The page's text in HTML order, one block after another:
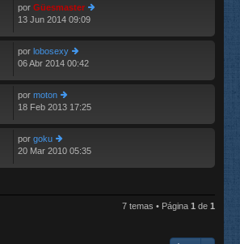
n
s o
m
e
n
s
por Güesmaster
er
m
e
s
13 Jun 2014 09:09
por lobosexy
er
m
e
s
06 Abr 2014 00:42
por moton
er
o
m
e
s
18 Feb 2013 17:25
por goku
er
20 Mar 2010 05:35
7 temas • Página 1 de 1